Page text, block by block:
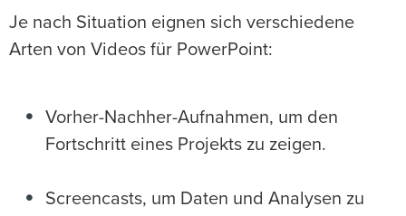
Je nach Situation eignen sich verschiedene
Arten von Videos für PowerPoint:
Vorher-Nachher-Aufnahmen, um den
Fortschritt eines Projekts zu zeigen.
Screencasts, um Daten und Analysen zu